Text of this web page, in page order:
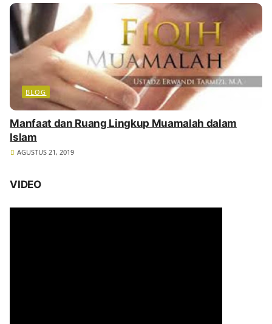
BLOG
Manfaat dan Ruang Lingkup Muamalah dalam
Islam
AGUSTUS 21, 2019
VIDEO